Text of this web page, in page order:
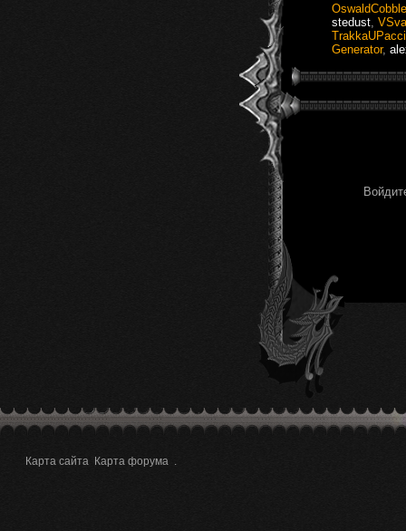
stedust
Generator,
Карта сайта Карта форума